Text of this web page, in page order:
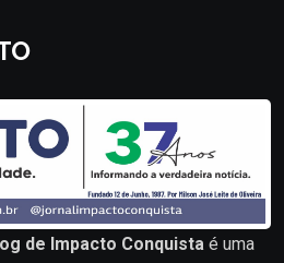
de Impacto Conquista é uma